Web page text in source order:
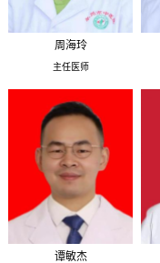
周海玲
主任医师
谭敏杰